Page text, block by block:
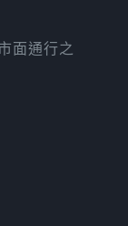
面通行之